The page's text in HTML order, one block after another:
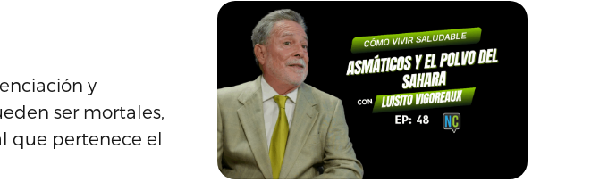
y
ser mortales,
que pertenece el